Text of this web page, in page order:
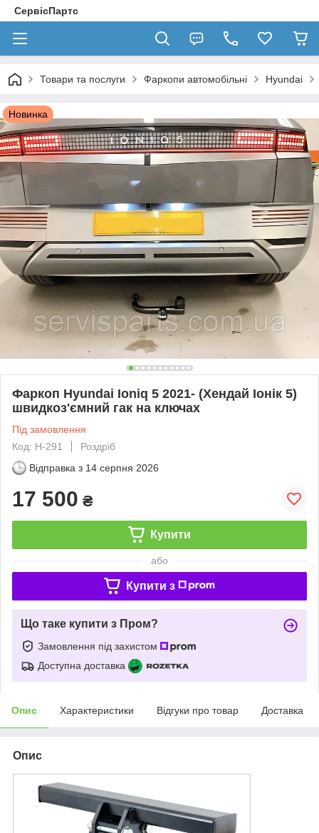
СервісПартс
Товари та послуги Фаркопи автомобільні Hyundai
Новинка
Фаркоп Hyundai Ioniq 5 2021- (Хендай Іонік 5)
швидкоз'ємний гак на ключах
Під замовлення
Код: H-291
Роздріб
Відправка з 14 серпня 2026
17 500 ₴
Купити
або
Купити з
Що таке купити з Пром?
Замовлення під захистом
Доступна доставка
Опис Характеристики Відгуки про товар Доставка
Опис